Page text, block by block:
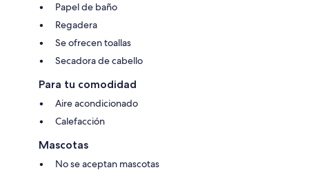
Papel de baño
Regadera
Se ofrecen toallas
Secadora de cabello
Para tu comodidad
Aire acondicionado
Calefacción
Mascotas
No se aceptan mascotas